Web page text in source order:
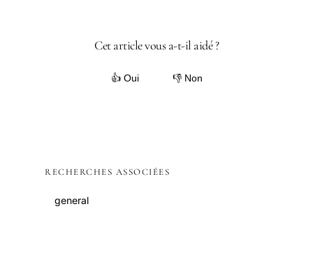
Cet article vous a-t-il aidé ?
👍 Oui 👎 Non
RECHERCHES ASSOCIÉES
general